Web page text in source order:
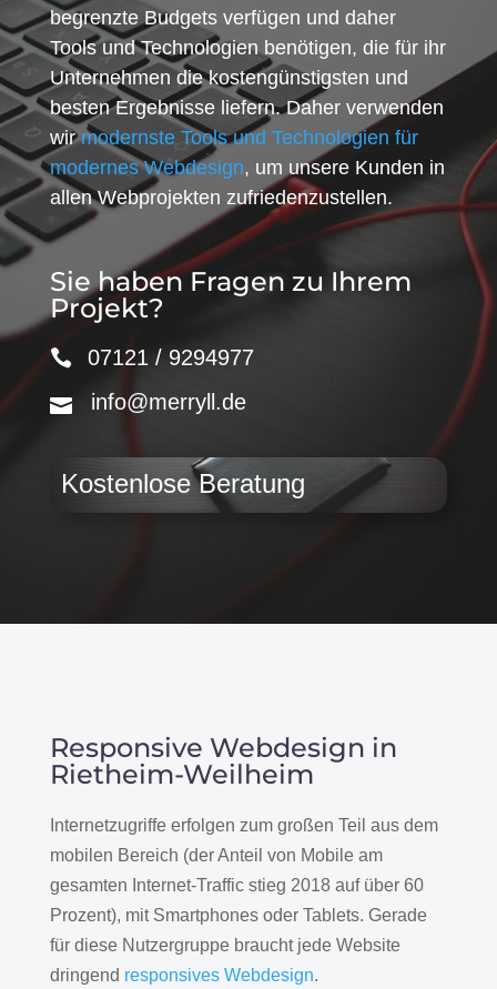
begrenzte Budgets verfügen und daher
Tools und Technologien benötigen, die für ihr
Unternehmen die kostengünstigsten und
besten Ergebnisse liefern. Daher verwenden
wirmodernste Tools und Technologien für
modernes Webdesign, um unsere Kunden in
allen Webprojekten zufriedenzustellen.
Sie haben Fragen zu Ihrem
Projekt?
07121 / 9294977
info@merryll.de
Kostenlose Beratung
Responsive Webdesign in
Rietheim-Weilheim
Internetzugriffe erfolgen zum großen Teil aus dem
mobilen Bereich (der Anteil von Mobile am
gesamten Internet-Traffic stieg 2018 auf über 60
Prozent), mit Smartphones oder Tablets. Gerade
für diese Nutzergruppe braucht jede Website
dringend responsives Webdesign.